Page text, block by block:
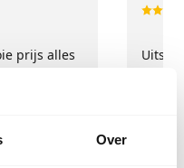
Over
prijs alles